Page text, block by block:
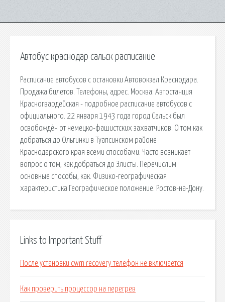
Автобус краснодар сальск расписание
Расписание автобусов с остановки Автовокзал Краснодара.
Продажа билетов. Телефоны, адрес. Москва: Автостанция
Красногвардейская - подробное расписание автобусов с
официального. 22 января 1943 года город Сальск был
освобождён от немецко-фашистских захватчиков. О том как
добраться до Ольгинки в Туапсинском районе
Краснодарского края всеми способами. Часто возникает
вопрос о том, как добраться до Элисты. Перечислим
основные способы, как. Физико-географическая
характеристика Географическое положение. Ростов-на-Дону.
Links to Important Stuff
После установки cwm recovery телефон не включается
Как проверить процессор на перегрев